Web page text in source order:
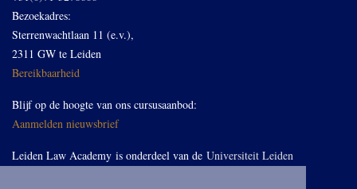
Bezoekadres:
Sterrenwachtlaan 11 (e.v.),
2311 GW te Leiden
Bereikbaarheid
Blijf op de hoogte van ons cursusaanbod:
Aanmelden nieuwsbrief
Leiden Law Academy is onderdeel van de Universiteit Leiden